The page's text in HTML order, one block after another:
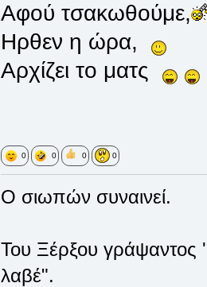
Αφού τσακωθούμε,
Ηρθεν η ώρα,
Αρχίζει το ματς
0 0 0 0
Ο σιωπών συναινεί.
Του Ξέρξου
λαβέ".